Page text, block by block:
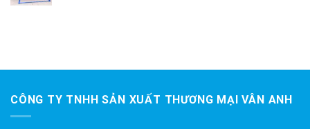
CÔNG TY TNHH SẢN XUẤT THƯƠNG MẠI VÂN ANH